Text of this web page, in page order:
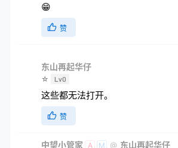
😁
赞
东山再起华仔
☆ Lv0
这些都无法打开。
赞
中望小管家 A M @ 东山再起华仔